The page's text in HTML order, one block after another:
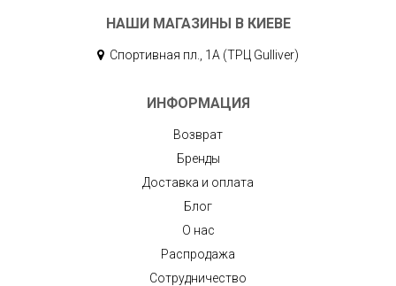
НАШИ МАГАЗИНЫ В КИЕВЕ
Спортивная пл., 1А (ТРЦ Gulliver)
ИНФОРМАЦИЯ
Возврат
Бренды
Доставка и оплата
Блог
О нас
Распродажа
Сотрудничество